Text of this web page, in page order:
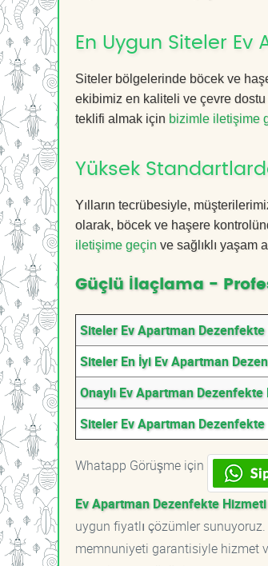
En Uygun Siteler
Siteler bölgelerinde böcek ve
ekibimiz en kaliteli ve çevre
teklifi almak için bizimle iletişime
Yüksek
Yılların tecrübesiyle,
olarak, böcek ve haşere
iletişime geçin ve sağlıklı yaşam
Güçlü İlaçlama -
Siteler Ev Apartman Dezenfekte
Siteler En İyi Ev Apartman
Onaylı Ev Apartman
Siteler Ev Apartman
Whatapp Görüşme için
Ev Apartman Dezenfekte Hizmeti
uygun fiyatlı çözümler
memnuniyeti garantisiyle hizmet